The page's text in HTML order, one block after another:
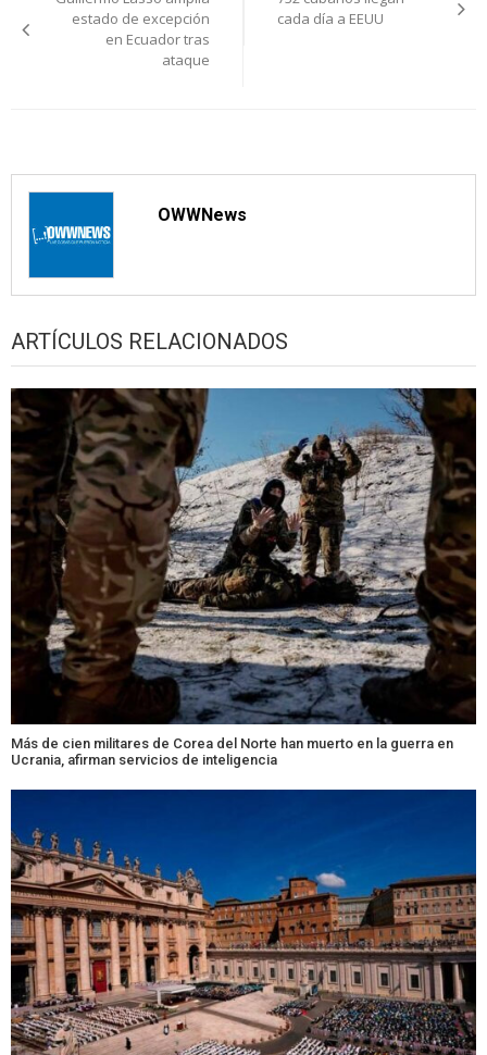
de
entradas
estado de excepción
en Ecuador tras
ataque
cada día a EEUU
OWWNews
ARTÍCULOS RELACIONADOS
Más de cien militares de Corea del Norte han muerto en la guerra en
Ucrania, afirman servicios de inteligencia